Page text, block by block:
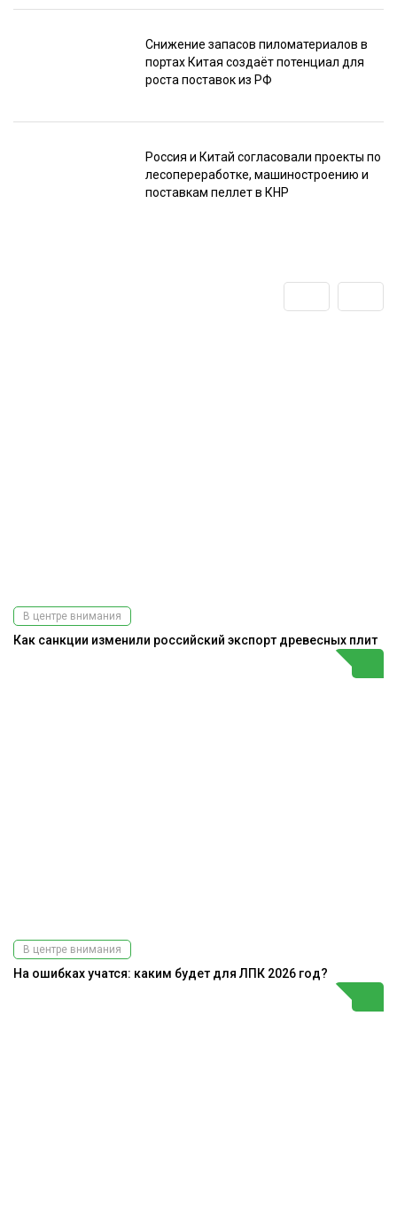
Снижение запасов пиломатериалов в
портах Китая создаёт потенциал для
роста поставок из РФ
Россия и Китай согласовали проекты по
лесопереработке, машиностроению и
поставкам пеллет в КНР
В центре внимания
Как санкции изменили российский экспорт древесных плит
В центре внимания
На ошибках учатся: каким будет для ЛПК 2026 год?